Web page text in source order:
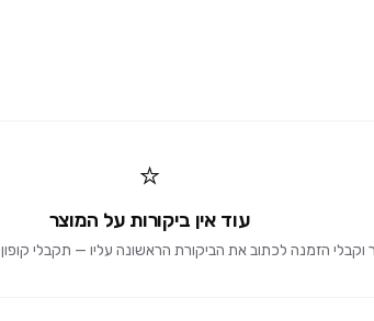
⭐
עוד אין ביקורות על המוצר
הזמנה לכתוב את הביקורת הראשונה עליו — תקבלי קופון 5% הנחה למוצרים הבאים 🎁